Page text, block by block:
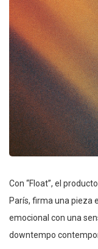
Con “Float”, el
París, firma una pieza
emocional con una
downtempo